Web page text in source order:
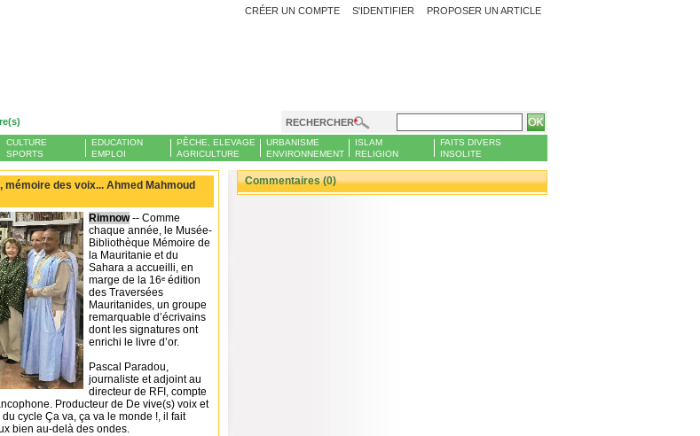
PROPOSER UN ARTICLE
CRÉER UN COMPTE S'IDENTIFIER
RECHERCHER
CULTURE
SPORTS
EDUCATION
EMPLOI
PÊCHE, ELEVAGE
AGRICULTURE
URBANISME
ENVIRONNEMENT
ISLAM
RELIGION
FAITS DIVERS
INSOLITE
mémoire des voix... Ahmed Mahmoud
Rimnow-- Comme
chaque année, le Musée-
Bibliothèque Mémoire de
la Mauritanie et du
Sahara a accueilli, en
marge de la 16ᵉ édition
des Traversées
Mauritanides, un groupe
remarquable d’écrivains
dont les signatures ont
enrichi le livre d’or.
Pascal Paradou,
journaliste et adjoint au
directeur de RFI, compte
Producteur de De vive(s) voix et
cycle Ça va, ça va le monde !, il fait
bien au-delà des ondes.
Commentaires (0)